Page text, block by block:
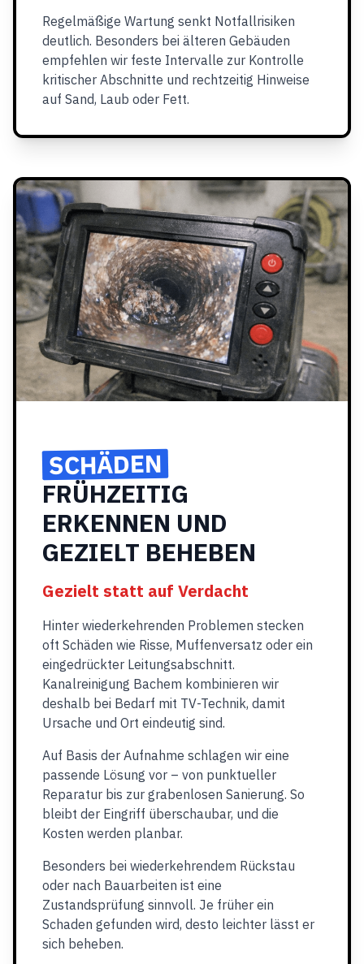
Regelmäßige Wartung senkt Notfallrisiken
deutlich. Besonders bei älteren Gebäuden
empfehlen wir feste Intervalle zur Kontrolle
kritischer Abschnitte und rechtzeitig Hinweise
auf Sand, Laub oder Fett.
SCHÄDEN
FRÜHZEITIG
ERKENNEN UND
GEZIELT BEHEBEN
Gezielt statt auf Verdacht
Hinter wiederkehrenden Problemen stecken
oft Schäden wie Risse, Muffenversatz oder ein
eingedrückter Leitungsabschnitt.
Kanalreinigung Bachem kombinieren wir
deshalb bei Bedarf mit TV-Technik, damit
Ursache und Ort eindeutig sind.
Auf Basis der Aufnahme schlagen wir eine
passende Lösung vor – von punktueller
Reparatur bis zur grabenlosen Sanierung. So
bleibt der Eingriff überschaubar, und die
Kosten werden planbar.
Besonders bei wiederkehrendem Rückstau
oder nach Bauarbeiten ist eine
Zustandsprüfung sinnvoll. Je früher ein
Schaden gefunden wird, desto leichter lässt er
sich beheben.